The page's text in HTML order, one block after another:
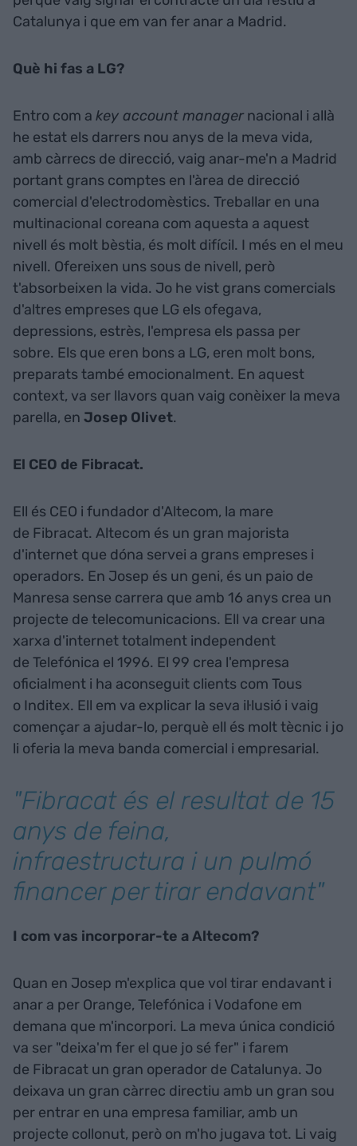
Catalunya i que em van fer anar a Madrid.
Què hi fas a LG?
Entro com a key account manager nacional i allà
he estat els darrers nou anys de la meva vida,
amb càrrecs de direcció, vaig anar-me'n a Madrid
portant grans comptes en l'àrea de direcció
comercial d'electrodomèstics. Treballar en una
multinacional coreana com aquesta a aquest
nivell és molt bèstia, és molt difícil. I més en el meu
nivell. Ofereixen uns sous de nivell, però
t'absorbeixen la vida. Jo he vist grans comercials
d'altres empreses que LG els ofegava,
depressions, estrès, l'empresa els passa per
sobre. Els que eren bons a LG, eren molt bons,
preparats també emocionalment. En aquest
context, va ser llavors quan vaig conèixer la meva
parella, en Josep Olivet.
El CEO de Fibracat.
Ell és CEO i fundador d'Altecom, la mare
de Fibracat. Altecom és un gran majorista
d'internet que dóna servei a grans empreses i
operadors. En Josep és un geni, és un paio de
Manresa sense carrera que amb 16 anys crea un
projecte de telecomunicacions. Ell va crear una
xarxa d'internet totalment independent
de Telefónica el 1996. El 99 crea l'empresa
oficialment i ha aconseguit clients com Tous
o Inditex. Ell em va explicar la seva il·lusió i vaig
començar a ajudar-lo, perquè ell és molt tècnic i jo
li oferia la meva banda comercial i empresarial.
"Fibracat és el resultat de 15
anys de feina,
infraestructura i un pulmó
financer per tirar endavant"
I com vas incorporar-te a Altecom?
Quan en Josep m'explica que vol tirar endavant i
anar a per Orange, Telefónica i Vodafone em
demana que m'incorpori. La meva única condició
va ser "deixa'm fer el que jo sé fer" i farem
de Fibracat un gran operador de Catalunya. Jo
deixava un gran càrrec directiu amb un gran sou
per entrar en una empresa familiar, amb un
projecte collonut, però on m'ho jugava tot. Li vaig